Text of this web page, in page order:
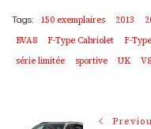
Tags: 150 exemplaires 2013
BVA8
F-Type Cabriolet F-
série limitée
sportive UK